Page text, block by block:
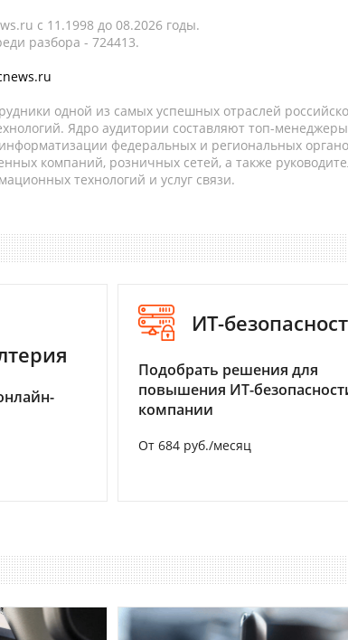
c 11.1998 до 08.2026 годы.
разбора - 724413.
одной из самых успешных отраслей
Ядро аудитории составляют топ-
федеральных и региональных
компаний, розничных сетей, а также
технологий и услуг связи.
ИТ-
Подобрать решения для
повышения ИТ-
компании
От 684 руб./месяц